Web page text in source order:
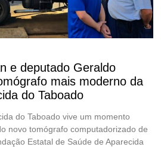
e deputado Geraldo
mais moderno da
do Taboado
do Taboado vive um momento
novo tomógrafo computadorizado de
Estatal de Saúde de Aparecida